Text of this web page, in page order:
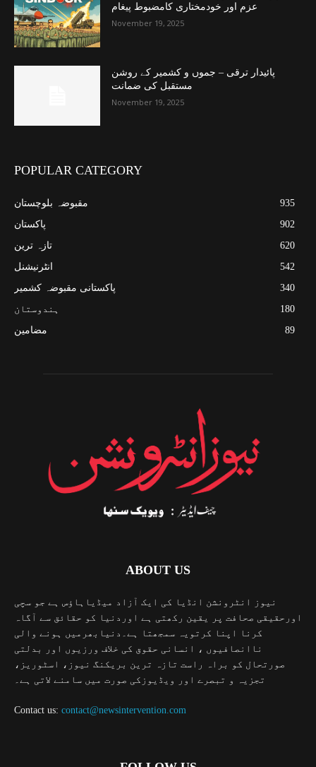
عزم اور خودمختاری کامضبوط پیغام
November 19, 2025
پائیدار ترقی – جموں و کشمیر کے روشن
مستقبل کی ضمانت
November 19, 2025
POPULAR CATEGORY
مقبوضہ بلوچستان
935
پاکستان
902
تازہ ترین
620
انٹرنیشنل
542
پاکستانی مقبوضہ کشمیر
340
ہندوستان
180
مضامین
89
ABOUT US
نیوز انٹرونشن انڈیا کی ایک آزاد میڈیاہاؤس ہے جو سچی
اورحقیقی صحافت پر یقین رکھتی ہے اوردنیا کو حقائق سے آگاہ
کرنا اپنا کرتویہ سمجھتا ہے۔دنیابھرمیں ہونے والی
ناانصافیوں ، انسانی حقوق کی خلاف ورزیوں اور بدلتی
صورتحال کو براہ راست تازہ ترین بریکنگ نیوز، اسٹوریز،
تجزیہ و تبصرے اور ویڈیوزکی صورت میں سامنے لاتی ہے۔
Contact us: contact@newsintervention.com